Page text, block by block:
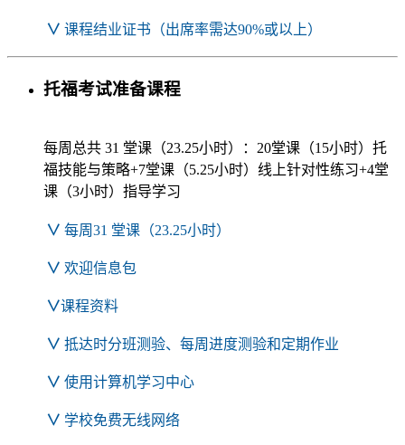
∨ 课程结业证书（出席率需达90%或以上）
托福考试准备课程
每周总共 31 堂课（23.25小时）：20堂课（15小时）托
福技能与策略+7堂课（5.25小时）线上针对性练习+4堂
课（3小时）指导学习
∨ 每周31 堂课（23.25小时）
∨ 欢迎信息包
∨课程资料
∨ 抵达时分班测验、每周进度测验和定期作业
∨ 使用计算机学习中心
∨ 学校免费无线网络